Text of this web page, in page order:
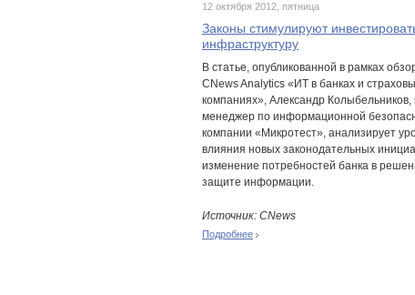
12 октября 2012, пятница
Законы стимулируют
инфраструктуру
В статье, опубликованной в рамках
CNews Analytics «ИТ в банках и
компаниях», Александр Колыбельников,
менеджер по информационной
компании «Микротест», анализирует
влияния новых законодательных
изменение потребностей банка в
защите информации.
Источник: CNews
Подробнее